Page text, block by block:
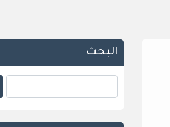
البحث